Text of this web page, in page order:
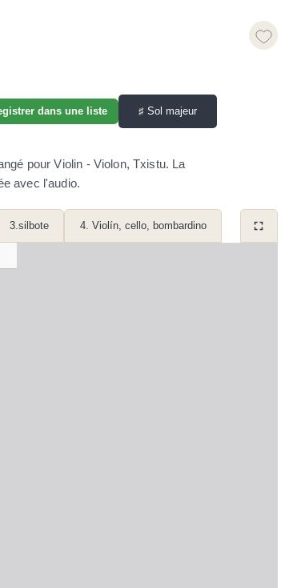
dans une liste ♯ Sol majeur
pour Violin - Violon, Txistu. La
avec l'audio.
3.silbote 4. Violín, cello, bombardino